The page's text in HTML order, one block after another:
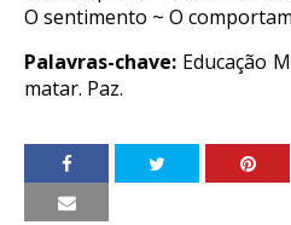
O sentimento ~ O
Palavras-chave: Educação
matar. Paz.